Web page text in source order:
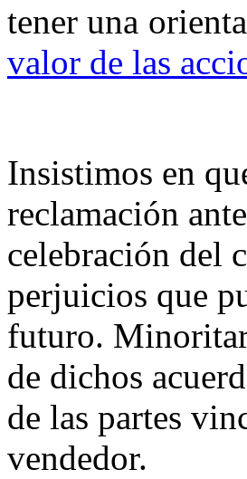
tener una
valor de las
Insistimos en
reclamación
celebración del
perjuicios que
futuro.
de dichos
de las partes
vendedor.